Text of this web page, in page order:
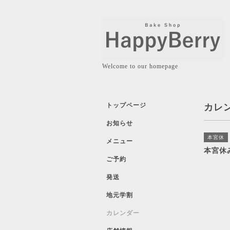
Welcome to our homepage
カレ
本宮休
本宮休
トップページ
お知らせ
メニュー
ご予約
発送
地元学割
カレンダー